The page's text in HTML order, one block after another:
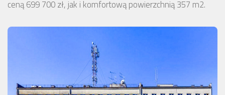
ceną 699 700 zł, jak i komfortową powierzchnią 357 m2.